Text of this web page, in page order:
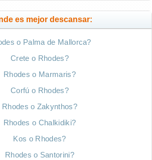
es mejor descansar:
o Palma de Mallorca?
Crete o Rhodes?
Rhodes o Marmaris?
Corfú o Rhodes?
Rhodes o Zakynthos?
Rhodes o Chalkidiki?
Kos o Rhodes?
Rhodes o Santorini?